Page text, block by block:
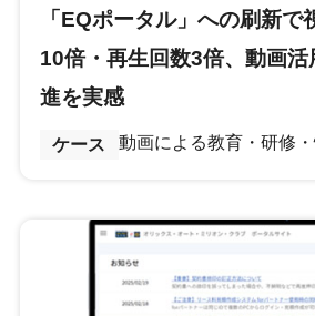
「EQポータル」への刷新で
10倍・再生回数3倍、動画
進を実感
ケース 動画による教育・研修